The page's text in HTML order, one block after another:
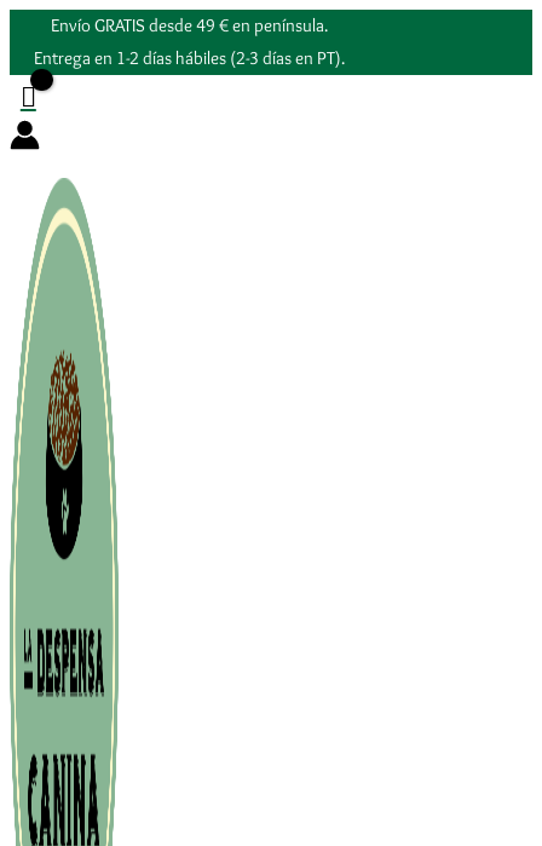
contenido
Envío GRATIS desde 49 € en península.
Entrega en 1-2 días hábiles (2-3 días en PT).